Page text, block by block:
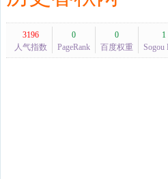
3196
人气指数
0
PageRank
0
百度权重
1
Sogou